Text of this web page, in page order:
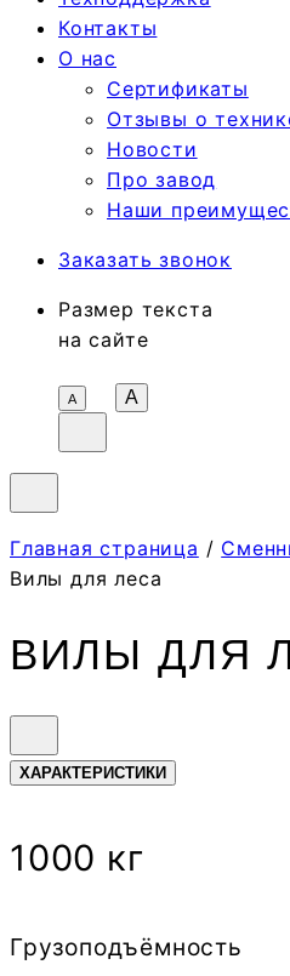
Контакты
О нас
Сертификаты
Отзывы о
Новости
Про завод
Наши
Заказать звонок
Размер текста
на сайте
А A
Главная страница /
Вилы для леса
ВИЛЫ ДЛЯ
ХАРАКТЕРИСТИКИ
1000 кг
Грузоподъёмность